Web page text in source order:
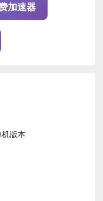
加速器
/Split Fiction 单机版本